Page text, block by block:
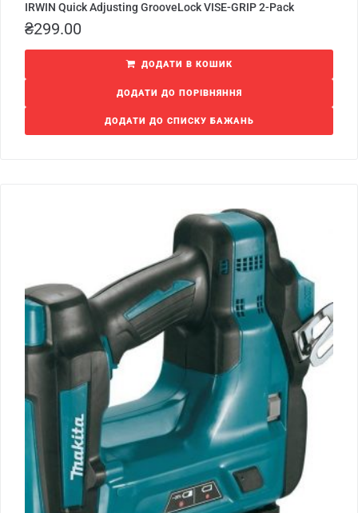
IRWIN Quick Adjusting GrooveLock VISE-GRIP 2-Pack
₴299.00
ДОДАТИ В КОШИК
ДОДАТИ ДО ПОРІВНЯННЯ
ДОДАТИ ДО СПИСКУ БАЖАНЬ